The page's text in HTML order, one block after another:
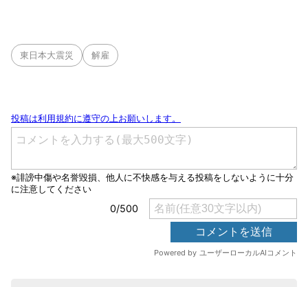
東日本大震災 解雇